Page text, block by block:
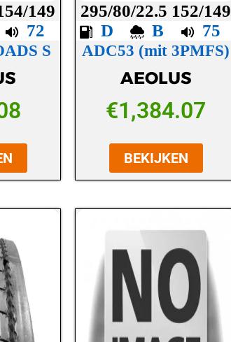
149
72
S
295/80/22.5 152/149
D
B 75
ADC53 (mit 3PMFS)
AEOLUS
€1,384.07
BEKIJKEN